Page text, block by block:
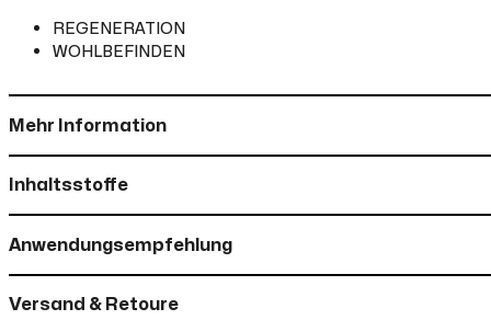
REGENERATION
WOHLBEFINDEN
Mehr Information
Inhaltsstoffe
Anwendungsempfehlung
Versand & Retoure